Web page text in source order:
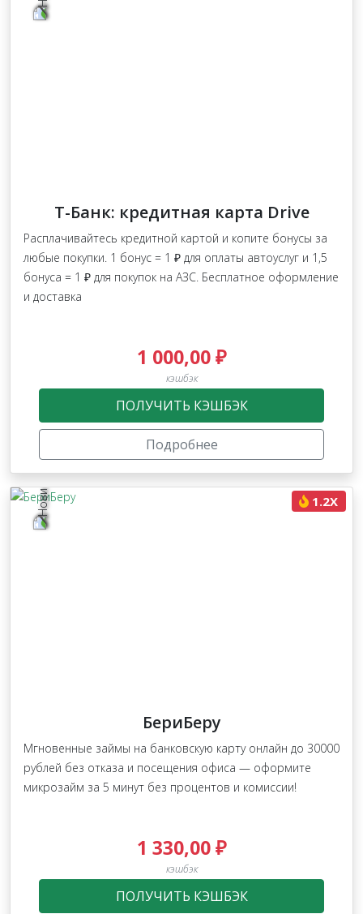
Т-Банк: кредитная карта Drive
Расплачивайтесь кредитной картой и копите бонусы за
любые покупки. 1 бонус = 1 ₽ для оплаты автоуслуг и 1,5
бонуса = 1 ₽ для покупок на АЗС. Бесплатное оформление
и доставка
1 000,00 ₽
кэшбэк
ПОЛУЧИТЬ КЭШБЭК
Подробнее
1.2X
БериБеру
Мгновенные займы на банковскую карту онлайн до 30000
рублей без отказа и посещения офиса — оформите
микрозайм за 5 минут без процентов и комиссии!
1 330,00 ₽
кэшбэк
ПОЛУЧИТЬ КЭШБЭК